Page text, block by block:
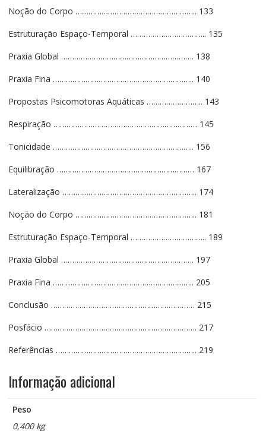
Noção do Corpo ……………………………………………….. 133
Estruturação Espaço-Temporal …………………………….. 135
Praxia Global ……………………………………………………. 138
Praxia Fina ……………………………………………………….. 140
Propostas Psicomotoras Aquáticas …………………….. 143
Respiração ………………………………………………………… 145
Tonicidade ……………………………………………………….. 156
Equilibração ……………………………………………………… 167
Lateralização …………………………………………………….. 174
Noção do Corpo ……………………………………………….. 181
Estruturação Espaço-Temporal …………………………….. 189
Praxia Global ……………………………………………………. 197
Praxia Fina ……………………………………………………….. 205
Conclusão ………………………………………………………… 215
Posfácio ……………………………………………………………. 217
Referências ……………………………………………………….. 219
Informação adicional
Peso
0,400 kg